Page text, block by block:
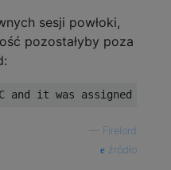
sesji powłoki,
pozostałyby poza
Firelord
źródło